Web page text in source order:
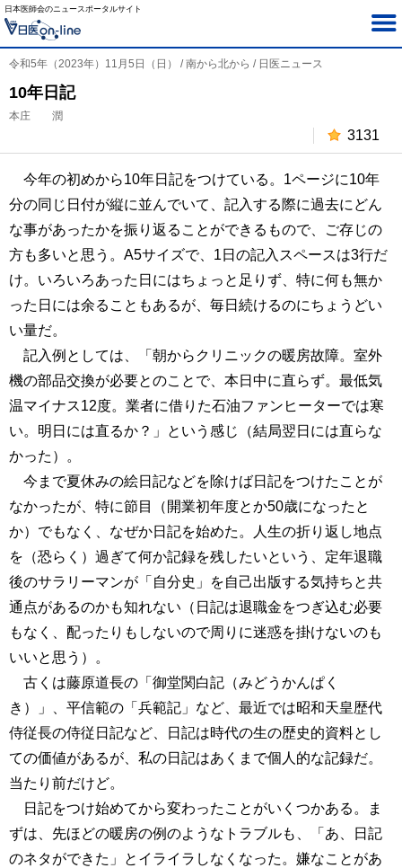
日本医師会のニュースポータルサイト
令和5年（2023年）11月5日（日） / 南から北から / 日医ニュース
10年日記
本庄 潤
3131
今年の初めから10年日記をつけている。1ページに10年
分の同じ日付が縦に並んでいて、記入する際に過去にどん
な事があったかを振り返ることができるもので、ご存じの
方も多いと思う。A5サイズで、1日の記入スペースは3行だ
け。いろいろあった日にはちょっと足りず、特に何も無か
った日には余ることもあるが、毎日続けるのにちょうどい
い量だ。
記入例としては、「朝からクリニックの暖房故障。室外
機の部品交換が必要とのことで、本日中に直らず。最低気
温マイナス12度。業者に借りた石油ファンヒーターでは寒
い。明日には直るか？」という感じ（結局翌日には直らな
かった）。
今まで夏休みの絵日記などを除けば日記をつけたことが
なかったが、特に節目（開業初年度とか50歳になったと
か）でもなく、なぜか日記を始めた。人生の折り返し地点
を（恐らく）過ぎて何か記録を残したいという、定年退職
後のサラリーマンが「自分史」を自己出版する気持ちと共
通点があるのかも知れない（日記は退職金をつぎ込む必要
もなく、配ったりもしないので周りに迷惑を掛けないのも
いいと思う）。
古くは藤原道長の「御堂関白記（みどうかんぱく
き）」、平信範の「兵範記」など、最近では昭和天皇歴代
侍従長の侍従日記など、日記は時代の生の歴史的資料とし
ての価値があるが、私の日記はあくまで個人的な記録だ。
当たり前だけど。
日記をつけ始めてから変わったことがいくつかある。ま
ずは、先ほどの暖房の例のようなトラブルも、「あ、日記
のネタができた」とイライラしなくなった。嫌なことがあ